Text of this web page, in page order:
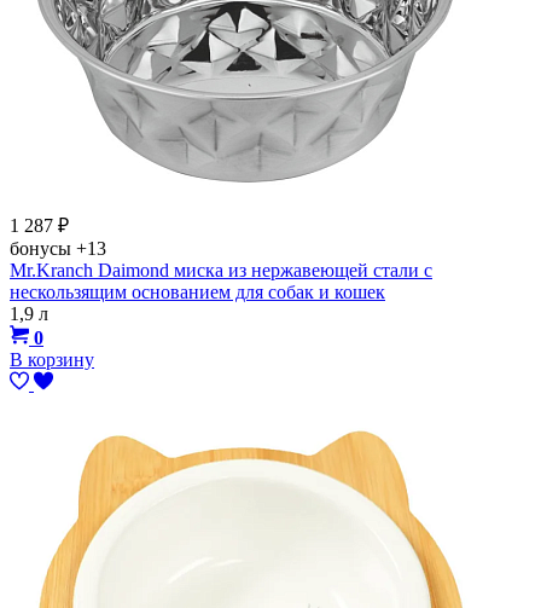
1 287 ₽
бонусы +13
Mr.Kranch Daimond миска из нержавеющей стали с
нескользящим основанием для собак и кошек
1,9 л
0
В корзину